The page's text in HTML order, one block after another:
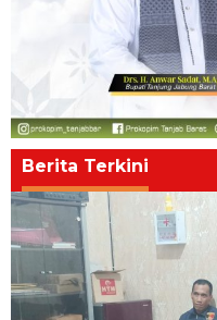
Berita Terkini